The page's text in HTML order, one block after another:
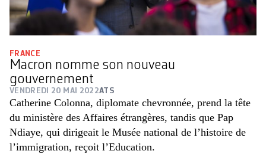
FRANCE
Macron nomme son nouveau
gouvernement
VENDREDI 20 MAI 2022ATS
Catherine Colonna, diplomate chevronnée, prend la tête
du ministère des Affaires étrangères, tandis que Pap
Ndiaye, qui dirigeait le Musée national de l’histoire de
l’immigration, reçoit l’Education.